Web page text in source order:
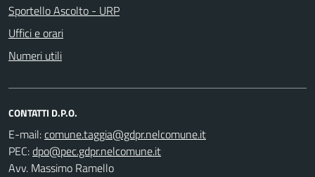
Sportello Ascolto - URP
Uffici e orari
Numeri utili
CONTATTI D.P.O.
E-mail:
PEC:
Avv. Massimo Ramello